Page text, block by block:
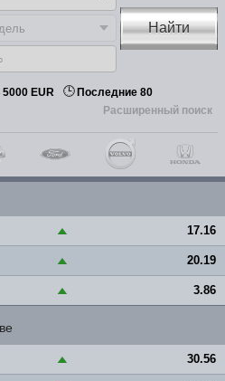
Найти
EUR 🕒 Последние 80
Расширенный поиск
▲ 17.16
▲ 20.19
▲ 3.86
▲ 30.56